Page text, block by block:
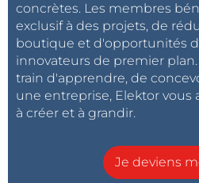
concrètes. Les membres
exclusif à des projets, de
boutique et d'opportunités
innovateurs de premier plan.
train d'apprendre, de
une entreprise, Elektor vous
à créer et à grandir.
Je deviens